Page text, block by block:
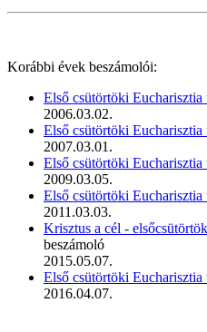
Korábbi évek beszámolói:
Első csütörtöki Eucharisztia
2006.03.02.
Első csütörtöki Eucharisztia
2007.03.01.
Első csütörtöki
2009.03.05.
Első csütörtöki
2011.03.03.
Krisztus a cél -
beszámoló
2015.05.07.
Első csütörtöki
2016.04.07.